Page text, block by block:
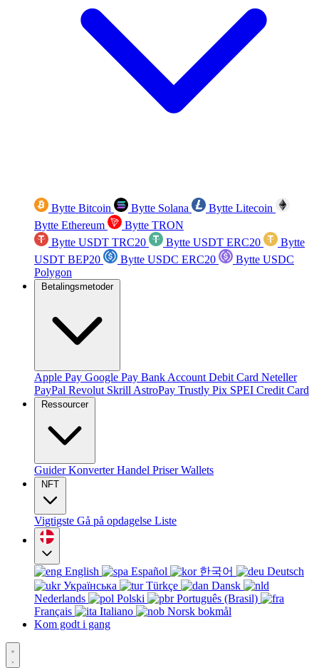
Bytte Bitcoin Bytte Solana
Bytte Litecoin
Bytte Ethereum
Bytte TRON
Bytte USDT TRC20
Bytte USDT ERC20
Bytte
USDT BEP20
Bytte USDC ERC20
Bytte USDC
Polygon
Betalingsmetoder
Apple Pay Google Pay Bank Account Debit Card Neteller
PayPal Revolut Skrill AstroPay Trustly Pix SPEI Credit Card
Ressourcer
GuiderKonverterHandel PriserWallets
NFT
Vigtigste Gå på opdagelse Liste
English Español 한국어
Deutsch
Українська
Türkçe
Dansk
Nederlands
Polski
Português (Brasil)
Français
Italiano
Norsk bokmål
Kom godt i gang